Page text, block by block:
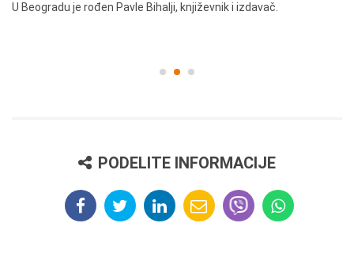
U Beogradu je rođen Pavle Bihalji, književnik i izdavač.
PODELITE INFORMACIJE